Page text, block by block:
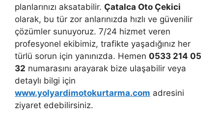
planlarınızı aksatabilir. Çatalca Oto Çekici
olarak, bu tür zor anlarınızda hızlı ve güvenilir
çözümler sunuyoruz. 7/24 hizmet veren
profesyonel ekibimiz, trafikte yaşadığınız her
türlü sorun için yanınızda. Hemen 0533 214 05
32 numarasını arayarak bize ulaşabilir veya
detaylı bilgi için
www.yolyardimotokurtarma.com adresini
ziyaret edebilirsiniz.